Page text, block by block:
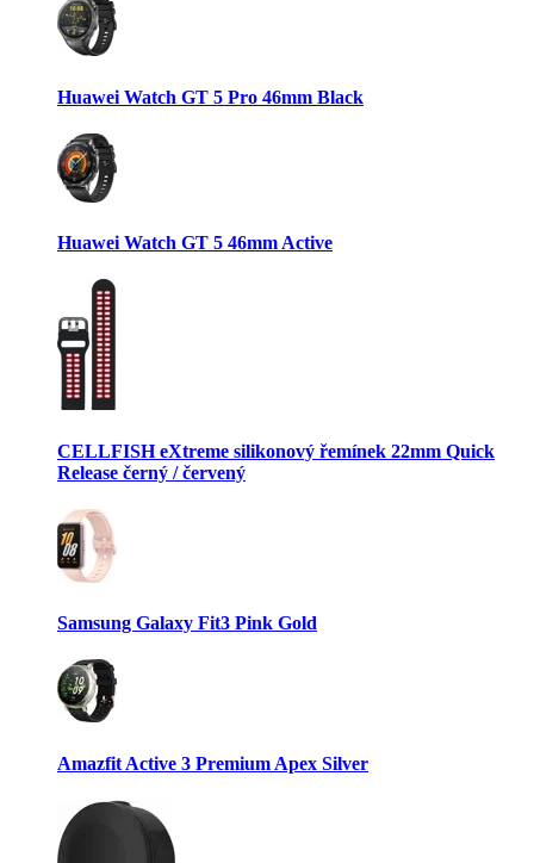
Huawei Watch GT 5 Pro 46mm Black
Huawei Watch GT 5 46mm Active
CELLFISH eXtreme silikonový řemínek 22mm Quick
Release černý / červený
Samsung Galaxy Fit3 Pink Gold
Amazfit Active 3 Premium Apex Silver